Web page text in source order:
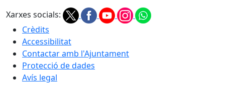
Xarxes socials:
Crèdits
Accessibilitat
Contactar amb l'Ajuntament
Protecció de dades
Avís legal